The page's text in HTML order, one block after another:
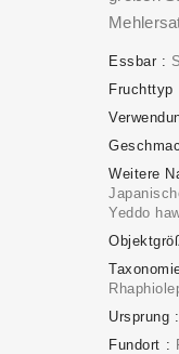
Essbar
Fruchttyp
Weitere
Yeddo
Ursprung
Fundort